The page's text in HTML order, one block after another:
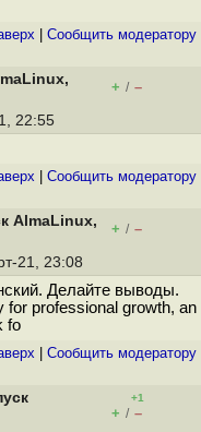
Cообщить модератору
+ / –
22:55
Cообщить модератору
AlmaLinux,
+ / –
21, 23:08
Делайте выводы.
for professional growth, an
fo
Cообщить модератору
+1
+ / –